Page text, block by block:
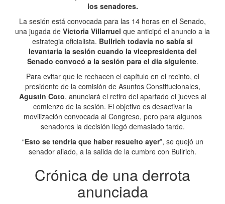
los senadores.
La sesión está convocada para las 14 horas en el Senado,
una jugada de Victoria Villarruel que anticipó el anuncio a la
estrategia oficialista. Bullrich todavía no sabía si
levantaría la sesión cuando la vicepresidenta del
Senado convocó a la sesión para el día siguiente.
Para evitar que le rechacen el capítulo en el recinto, el
presidente de la comisión de Asuntos Constitucionales,
Agustín Coto, anunciará el retiro del apartado el jueves al
comienzo de la sesión. El objetivo es desactivar la
movilización convocada al Congreso, pero para algunos
senadores la decisión llegó demasiado tarde.
“Esto se tendría que haber resuelto ayer”, se quejó un
senador aliado, a la salida de la cumbre con Bullrich.
Crónica de una derrota
anunciada